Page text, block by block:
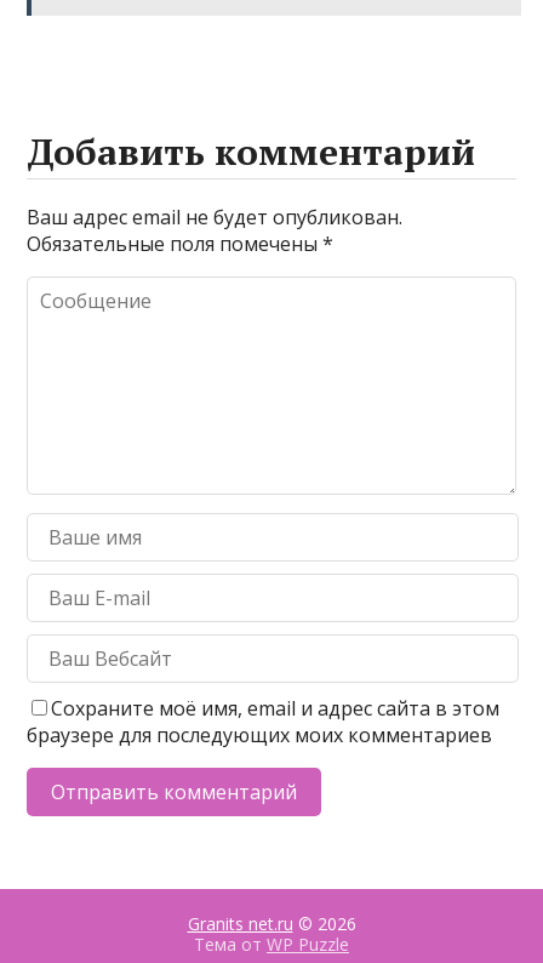
Добавить комментарий
Ваш адрес email не будет опубликован.
Обязательные поля помечены*
Сохраните моё имя, email и адрес сайта в этом
браузере для последующих моих комментариев
Granits net.ru © 2026
Тема от WP Puzzle